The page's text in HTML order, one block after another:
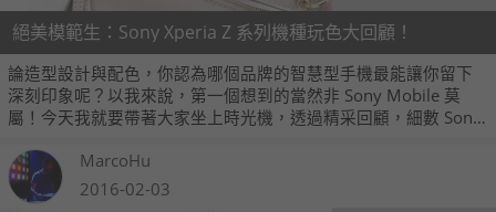
絕美模範生：Sony Xperia Z 系列機種玩色大回顧！
論造型設計與配色，你認為哪個品牌的智慧型手機最能讓你留下
深刻印象呢？以我來說，第一個想到的當然非 Sony Mobile 莫
屬！今天我就要帶著大家坐上時光機，透過精采回顧，細數 Sony
如果這些手機確實都讓你留下印象，那 Sony 持續在創造經典的說
法，可就一點都不為過了！
MarcoHu
2016-02-03